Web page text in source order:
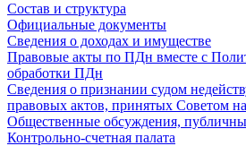
Состав и структура
Официальные документы
Сведения о доходах и имуществе
Правовые акты по ПДн вместе с
обработки ПДн
Сведения о признании судом
правовых актов, принятых Советом
Общественные обсуждения,
Контрольно-счетная палата